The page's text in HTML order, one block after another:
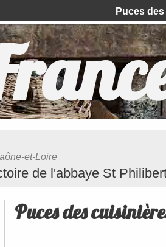
Puces
et-Loire
de l'abbaye St
Puces des